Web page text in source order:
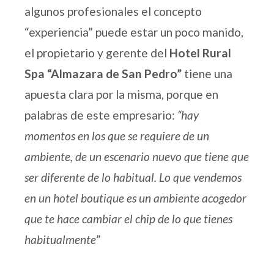
algunos profesionales el concepto
“experiencia” puede estar un poco manido,
el propietario y gerente del Hotel Rural
Spa “Almazara de San Pedro” tiene una
apuesta clara por la misma, porque en
palabras de este empresario: “hay
momentos en los que se requiere de un
ambiente, de un escenario nuevo que tiene que
ser diferente de lo habitual. Lo que vendemos
en un hotel boutique es un ambiente acogedor
que te hace cambiar el chip de lo que tienes
habitualmente”